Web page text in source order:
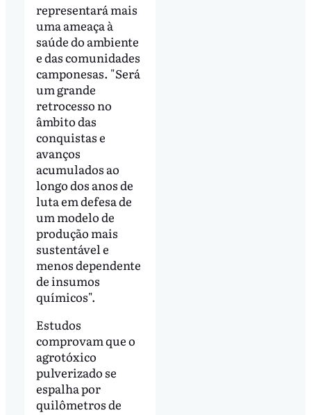
representará mais
uma ameaça à
saúde do ambiente
e das comunidades
camponesas. "Será
um grande
retrocesso no
âmbito das
conquistas e
avanços
acumulados ao
longo dos anos de
luta em defesa de
um modelo de
produção mais
sustentável e
menos dependente
de insumos
químicos".
Estudos
comprovam que o
agrotóxico
pulverizado se
espalha por
quilômetros de